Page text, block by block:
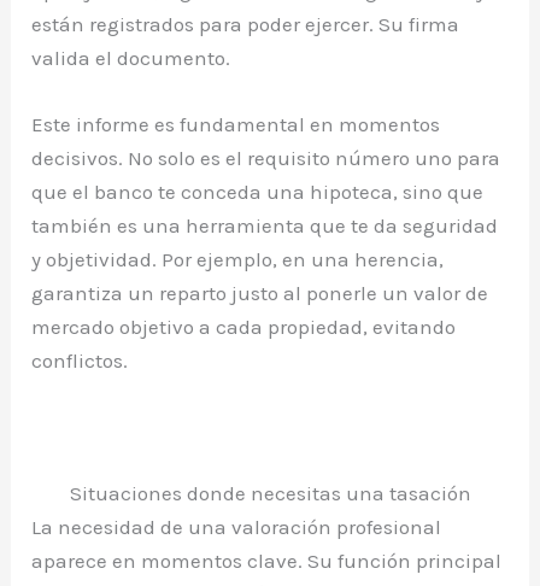
están registrados para poder ejercer. Su firma
valida el documento.
Este informe es fundamental en momentos
decisivos. No solo es el requisito número uno para
que el banco te conceda una hipoteca, sino que
también es una herramienta que te da seguridad
y objetividad. Por ejemplo, en una herencia,
garantiza un reparto justo al ponerle un valor de
mercado objetivo a cada propiedad, evitando
conflictos.
Situaciones donde necesitas una tasación
La necesidad de una valoración profesional
aparece en momentos clave. Su función principal